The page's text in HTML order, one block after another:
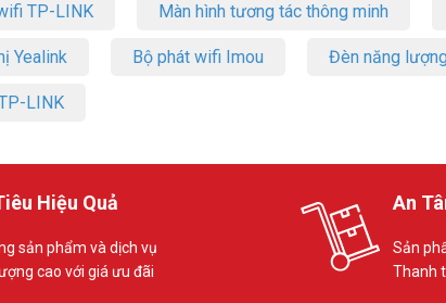
TP-LINK Màn hình tương tác thông minh
Yealink Bộ phát wifi Imou Đèn năng
LINK
Hiệu Quả
sản phẩm và dịch vụ
cao với giá ưu đãi
An
Sản
Thanh